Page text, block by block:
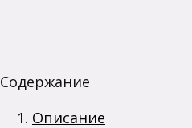
Содержание
Описание